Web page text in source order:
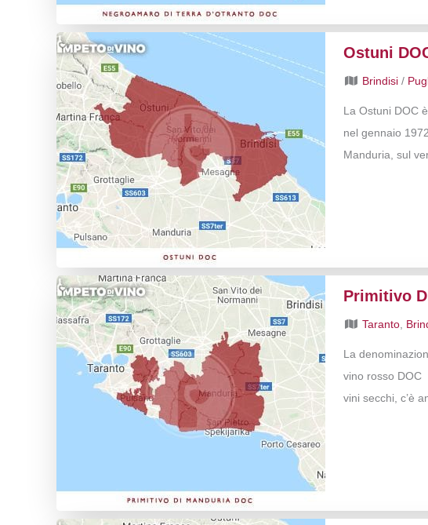
Ostuni
Brindisi /
La Ostuni DOC
nel gennaio
Manduria, sul
Primitivo
Taranto
La
vino rosso DOC
vini secchi, c’è